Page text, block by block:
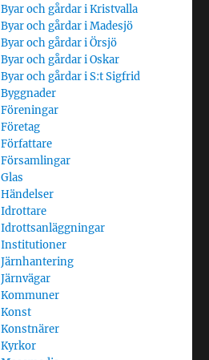
Byar och gårdar i Kristvalla
Byar och gårdar i Madesjö
Byar och gårdar i Örsjö
Byar och gårdar i Oskar
Byar och gårdar i S:t Sigfrid
Byggnader
Föreningar
Företag
Författare
Församlingar
Glas
Händelser
Idrottare
Idrottsanläggningar
Institutioner
Järnhantering
Järnvägar
Kommuner
Konst
Konstnärer
Kyrkor